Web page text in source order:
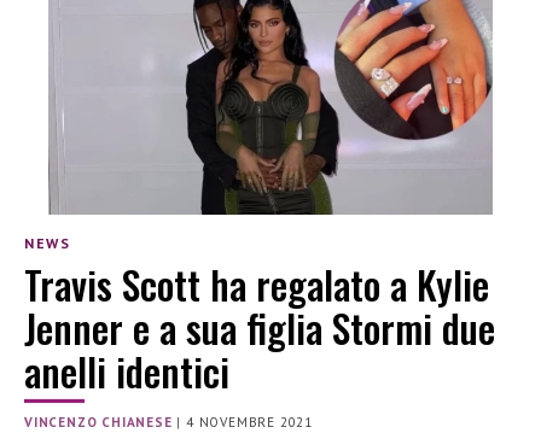
NEWS
Travis Scott ha regalato a Kylie
Jenner e a sua figlia Stormi due
anelli identici
VINCENZO CHIANESE |4 NOVEMBRE 2021